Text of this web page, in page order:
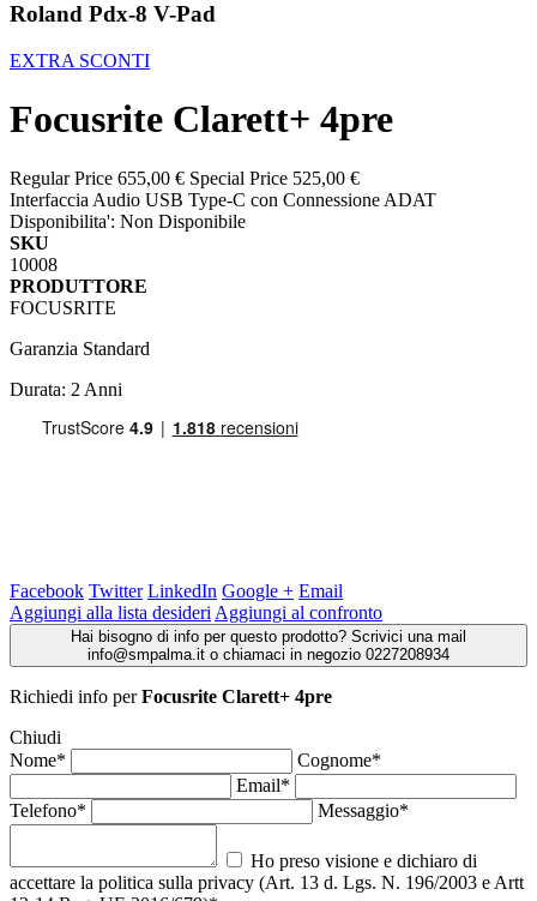
Roland Pdx-8 V-Pad
EXTRA SCONTI
Focusrite Clarett+ 4pre
Regular Price 655,00 € Special Price 525,00 €
Interfaccia Audio USB Type-C con Connessione ADAT
Disponibilita': Non Disponibile
SKU
10008
PRODUTTORE
FOCUSRITE
Garanzia Standard
Durata: 2 Anni
Facebook Twitter LinkedIn Google + Email
Aggiungi alla lista desideri Aggiungi al confronto
Hai bisogno di info per questo prodotto? Scrivici una mail
info@smpalma.it o chiamaci in negozio 0227208934
Richiedi info perFocusrite Clarett+ 4pre
Chiudi
Nome*
Cognome*
Email*
Telefono*
Messaggio*
Ho preso visione e dichiaro di
accettare la politica sulla privacy (Art. 13 d. Lgs. N. 196/2003 e Artt